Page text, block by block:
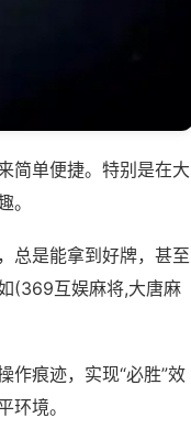
简单便捷。特别是在大
总是能拿到好牌，甚至
(369互娱麻将,大唐麻
作痕迹，实现“必胜”效
境。